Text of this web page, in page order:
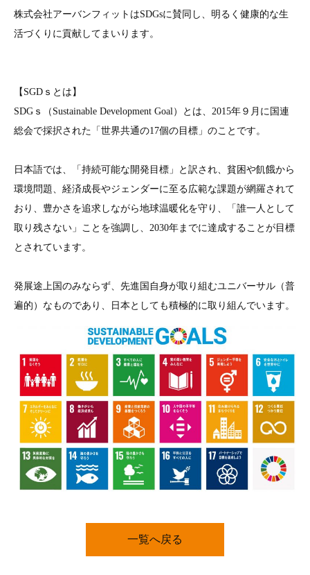
株式会社アーバンフィットはSDGsに賛同し、明るく健康的な生
活づくりに貢献してまいります。
【SGDｓとは】
SDGｓ（Sustainable Development Goal）とは、2015年９月に国連
総会で採択された「世界共通の17個の目標」のことです。
日本語では、「持続可能な開発目標」と訳され、貧困や飢餓から
環境問題、経済成長やジェンダーに至る広範な課題が網羅されて
おり、豊かさを追求しながら地球温暖化を守り、「誰一人として
取り残さない」ことを強調し、2030年までに達成することが目標
とされています。
発展途上国のみならず、先進国自身が取り組むユニバーサル（普
遍的）なものであり、日本としても積極的に取り組んでいます。
一覧へ戻る